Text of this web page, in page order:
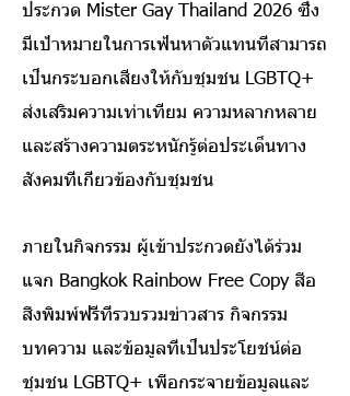
ประกวด Mister Gay Thailand 2026 ซึ่ง
มีเป้าหมายในการเฟ้นหาตัวแทนที่สามารถ
เป็นกระบอกเสียงให้กับชุมชน LGBTQ+
ส่งเสริมความเท่าเทียม ความหลากหลาย
และสร้างความตระหนักรู้ต่อประเด็นทาง
สังคมที่เกี่ยวข้องกับชุมชน
ภายในกิจกรรม ผู้เข้าประกวดยังได้ร่วม
แจก Bangkok Rainbow Free Copy สื่อ
สิ่งพิมพ์ฟรีที่รวบรวมข่าวสาร กิจกรรม
บทความ และข้อมูลที่เป็นประโยชน์ต่อ
ชุมชน LGBTQ+ เพื่อกระจายข้อมูลและ